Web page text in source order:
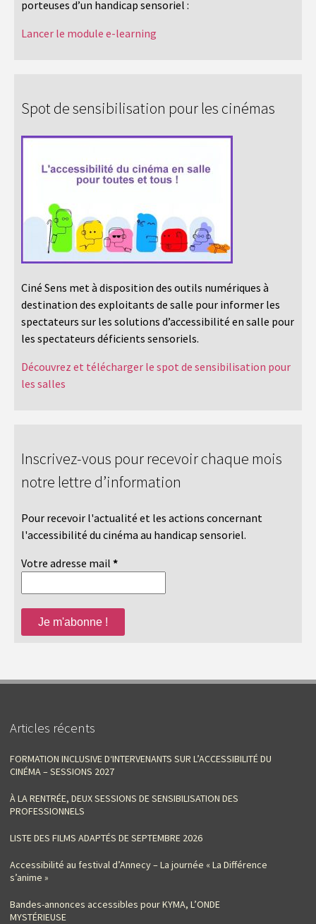
porteuses d’un handicap sensoriel :
Lancer le module e-learning
Spot de sensibilisation pour les cinémas
Ciné Sens met à disposition des outils numériques à
destination des exploitants de salle pour informer les
spectateurs sur les solutions d’accessibilité en salle pour
les spectateurs déficients sensoriels.
Découvrez et télécharger le spot de sensibilisation pour
les salles
Inscrivez-vous pour recevoir chaque mois
notre lettre d’information
Pour recevoir l'actualité et les actions concernant
l'accessibilité du cinéma au handicap sensoriel.
Votre adresse mail *
Articles récents
FORMATION INCLUSIVE D‘INTERVENANTS SUR L’ACCESSIBILITÉ DU
CINÉMA – SESSIONS 2027
À LA RENTRÉE, DEUX SESSIONS DE SENSIBILISATION DES
PROFESSIONNELS
LISTE DES FILMS ADAPTÉS DE SEPTEMBRE 2026
Accessibilité au festival d’Annecy – La journée « La Différence
s’anime »
Bandes-annonces accessibles pour KYMA, L’ONDE
MYSTÉRIEUSE